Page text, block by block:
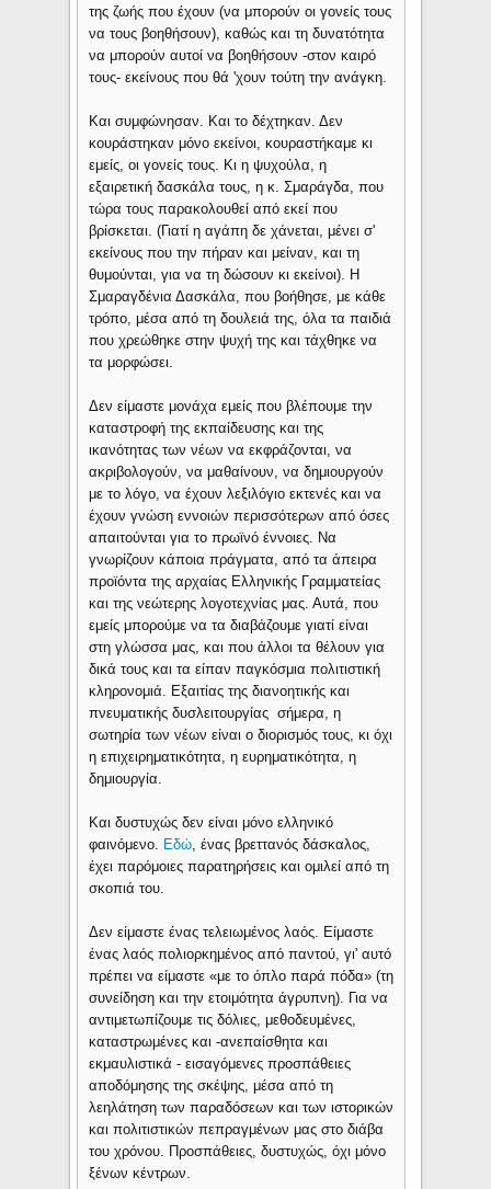
της ζωής που έχουν (να μπορούν οι γονείς τους
να τους βοηθήσουν), καθώς και τη δυνατότητα
να μπορούν αυτοί να βοηθήσουν -στον καιρό
τους- εκείνους που θά 'χουν τούτη την ανάγκη.
Και συμφώνησαν. Και το δέχτηκαν. Δεν
κουράστηκαν μόνο εκείνοι, κουραστήκαμε κι
εμείς, οι γονείς τους. Κι η ψυχούλα, η
εξαιρετική δασκάλα τους, η κ. Σμαράγδα, που
τώρα τους παρακολουθεί από εκεί που
βρίσκεται. (Γιατί η αγάπη δε χάνεται, μένει σ'
εκείνους που την πήραν και μείναν, και τη
θυμούνται, για να τη δώσουν κι εκείνοι). Η
Σμαραγδένια Δασκάλα, που βοήθησε, με κάθε
τρόπο, μέσα από τη δουλειά της, όλα τα παιδιά
που χρεώθηκε στην ψυχή της και τάχθηκε να
τα μορφώσει.
Δεν είμαστε μονάχα εμείς που βλέπουμε την
καταστροφή της εκπαίδευσης και της
ικανότητας των νέων να εκφράζονται, να
ακριβολογούν, να μαθαίνουν, να δημιουργούν
με το λόγο, να έχουν λεξιλόγιο εκτενές και να
έχουν γνώση εννοιών περισσότερων από όσες
απαιτούνται για το πρωϊνό έννοιες. Να
γνωρίζουν κάποια πράγματα, από τα άπειρα
προϊόντα της αρχαίας Ελληνικής Γραμματείας
και της νεώτερης λογοτεχνίας μας. Αυτά, που
εμείς μπορούμε να τα διαβάζουμε γιατί είναι
στη γλώσσα μας, και που άλλοι τα θέλουν για
δικά τους και τα είπαν παγκόσμια πολιτιστική
κληρονομιά. Εξαιτίας της διανοητικής και
πνευματικής δυσλειτουργίας σήμερα, η
σωτηρία των νέων είναι ο διορισμός τους, κι όχι
η επιχειρηματικότητα, η ευρηματικότητα, η
δημιουργία.
Και δυστυχώς δεν είναι μόνο ελληνικό
φαινόμενο. Εδώ, ένας βρεττανός δάσκαλος,
έχει παρόμοιες παρατηρήσεις και ομιλεί από τη
σκοπιά του.
Δεν είμαστε ένας τελειωμένος λαός. Είμαστε
ένας λαός πολιορκημένος από παντού, γι' αυτό
πρέπει να είμαστε «με το όπλο παρά πόδα» (τη
συνείδηση και την ετοιμότητα άγρυπνη). Για να
αντιμετωπίζουμε τις δόλιες, μεθοδευμένες,
καταστρωμένες και -ανεπαίσθητα και
εκμαυλιστικά - εισαγόμενες προσπάθειες
αποδόμησης της σκέψης, μέσα από τη
λεηλάτηση των παραδόσεων και των ιστορικών
και πολιτιστικών πεπραγμένων μας στο διάβα
του χρόνου. Προσπάθειες, δυστυχώς, όχι μόνο
ξένων κέντρων.